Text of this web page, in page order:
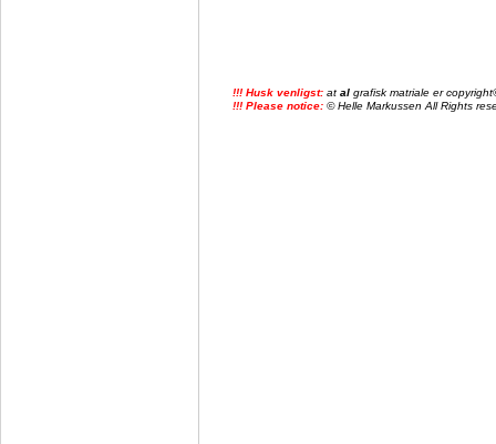
!!! Husk venligst: at al grafisk matriale er
!!! Please notice: © Helle Markussen All Rights